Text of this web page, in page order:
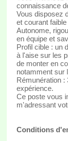
connaissance
Vous disposez
et courant
Autonome,
en équipe et
Profil cible : un
à l'aise sur les
de monter en
notamment sur
Rémunération :
expérience.
Ce poste vous
m'adressant
Conditions